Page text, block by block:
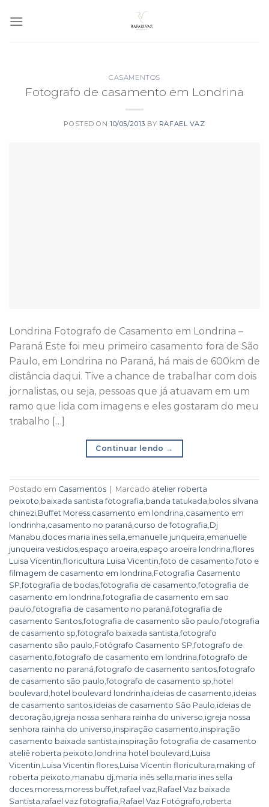
CASAMENTOS
Fotografo de casamento em Londrina
POSTED ON10/05/2013 BY RAFAEL VAZ
Londrina Fotografo de Casamento em Londrina –
Paraná Este foi meu primeiro casamento fora de São
Paulo, em Londrina no Paraná, há mais de 600km de
distância daqui. Tive a chance de trabalhar com dois
jornalistas, ou seja, pessoas que já atuavam em um
ramo que lida com imagens e eles gostaram do meu
trabalho […]
Continuar lendo →
Postado em Casamentos Marcado atelier roberta
peixoto baixada santista fotografia banda tatukada bolos silvana
chinezi Buffet Moress casamento em londrina casamento em
londrinha casamento no paraná curso de fotografia Dj
Manabu doces maria ines sella emanuelle junqueira emanuelle
junqueira vestidos espaço aroeira espaço aroeira londrina flores
Luisa Vicentin floricultura Luisa Vicentin ,foto de casamento ,foto e
filmagem de casamento em londrina Fotografia Casamento
SP ,fotografia de bodas,fotografia de casamento ,fotografia de
casamento em londrina ,fotografia de casamento em sao
paulo ,fotografia de casamento no paraná ,fotografia de
casamento Santos,fotografia de casamento são paulo ,fotografia
de casamento sp ,fotografo baixada santista ,fotografo
casamento são paulo Fotógrafo Casamento SP ,fotografo de
casamento ,fotografo de casamento em londrina ,fotografo de
casamento no paraná ,fotografo de casamento santos,fotografo
de casamento são paulo ,fotografo de casamento sp hotel
boulevard hotel boulevard londrinha ideias de casamento ideias
de casamento santos ideias de casamento São Paulo ideias de
decoração igreja nossa senhara rainha do universo igreja nossa
senhora rainha do universo inspiração casamento inspiração
casamento baixada santista inspiração fotografia de casamento
ateliê roberta peixoto londrina hotel boulevard Luisa
Vicentin Luisa Vicentin flores Luisa Vicentin floricultura making of
roberta peixoto manabu dj maria inês sella maria ines sella
doces moress moress buffet rafael vaz Rafael Vaz baixada
Santista rafael vaz fotografia Rafael Vaz Fotógrafo roberta